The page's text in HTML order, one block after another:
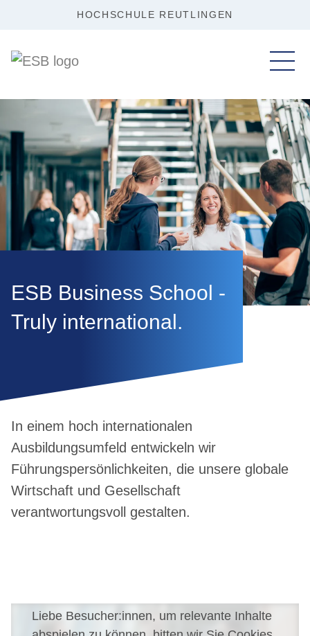
HOCHSCHULE REUTLINGEN
ESB Business School -
Truly international.
In einem hoch internationalen
Ausbildungsumfeld entwickeln wir
Führungspersönlichkeiten, die unsere globale
Wirtschaft und Gesellschaft
verantwortungsvoll gestalten.
Liebe Besucher:innen, um relevante Inhalte